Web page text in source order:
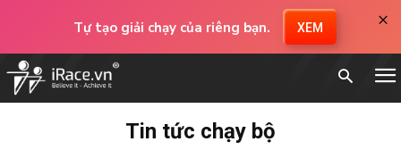
Tự tạo giải chạy của riêng bạn. XEM ×
Tin tức chạy bộ